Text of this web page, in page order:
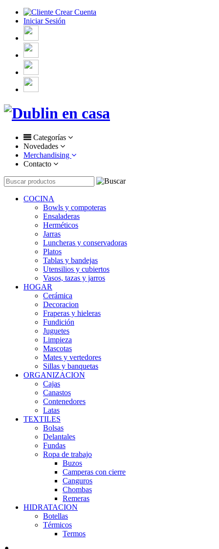
Crear Cuenta
Iniciar Sesión
Categorías
Novedades
Merchandising
Contacto
COCINA
Bowls y compoteras
Ensaladeras
Herméticos
Jarras
Luncheras y conservadoras
Platos
Tablas y bandejas
Utensilios y cubiertos
Vasos, tazas y jarros
HOGAR
Cerámica
Decoracion
Fraperas y hieleras
Fundición
Juguetes
Limpieza
Mascotas
Mates y vertedores
Sillas y banquetas
ORGANIZACION
Cajas
Canastos
Contenedores
Latas
TEXTILES
Bolsas
Delantales
Fundas
Ropa de trabajo
Buzos
Camperas con cierre
Canguros
Chombas
Remeras
HIDRATACION
Botellas
Térmicos
Termos